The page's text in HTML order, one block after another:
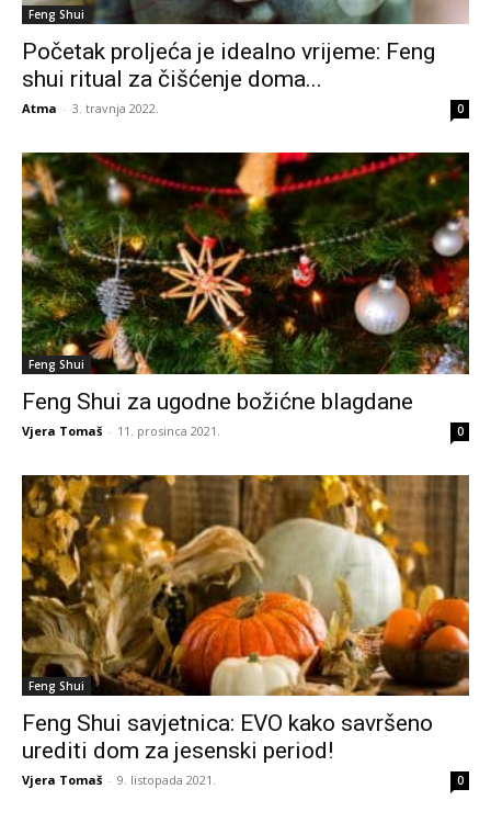
Feng Shui
Početak proljeća je idealno vrijeme: Feng
shui ritual za čišćenje doma...
Atma - 3. travnja 2022. 0
Feng Shui
Feng Shui za ugodne božićne blagdane
Vjera Tomaš - 11. prosinca 2021. 0
Feng Shui
Feng Shui savjetnica: EVO kako savršeno
urediti dom za jesenski period!
Vjera Tomaš - 9. listopada 2021. 0